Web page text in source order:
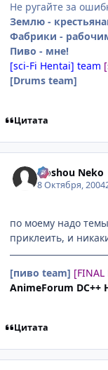
Не ругайте за
Землю -
Фабрики -
Пиво - мне!
[sci-Fi Hentai] team
[Drums team]
Цитата
Hoshou Neko
8 Октября, 2004
по моему надо
приклеить, и
[пиво team] [FINAL
AnimeForum DC++
Цитата